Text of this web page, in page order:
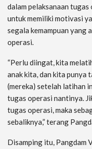
dalam pelaksanaan
untuk memiliki motivasi
segala kemampuan yang
operasi.
“Perlu diingat, kita
anak kita, dan kita punya
(mereka) setelah latihan
tugas operasi nantinya.
tugas operasi, maka
sebaliknya,” terang
Disamping itu, Pangdam